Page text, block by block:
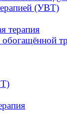
(УВТ)
терапия